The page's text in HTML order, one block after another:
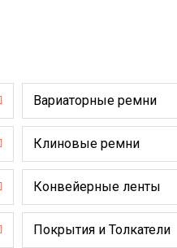
Вариаторные ремни
Клиновые ремни
Конвейерные ленты
Покрытия и Толкатели